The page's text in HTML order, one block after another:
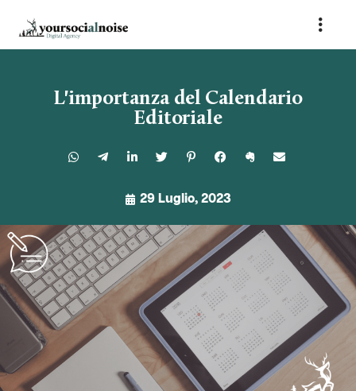
L'importanza del Calendario
Editoriale
29 Luglio, 2023